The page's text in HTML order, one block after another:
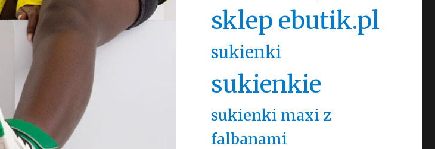
sklep ebutik.pl
sukienki
sukienkie
sukienki maxi z
falbanami